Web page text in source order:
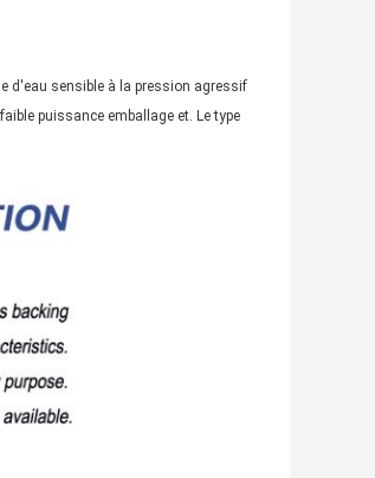
d'eau sensible à la pression agressif
puissance emballage et. Le type